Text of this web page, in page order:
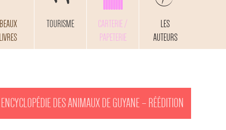
BEAUX
LIVRES
TOURISME
CARTERIE /
PAPETERIE
LES
AUTEURS
ENCYCLOPÉDIE DES ANIMAUX DE GUYANE – RÉÉDITION